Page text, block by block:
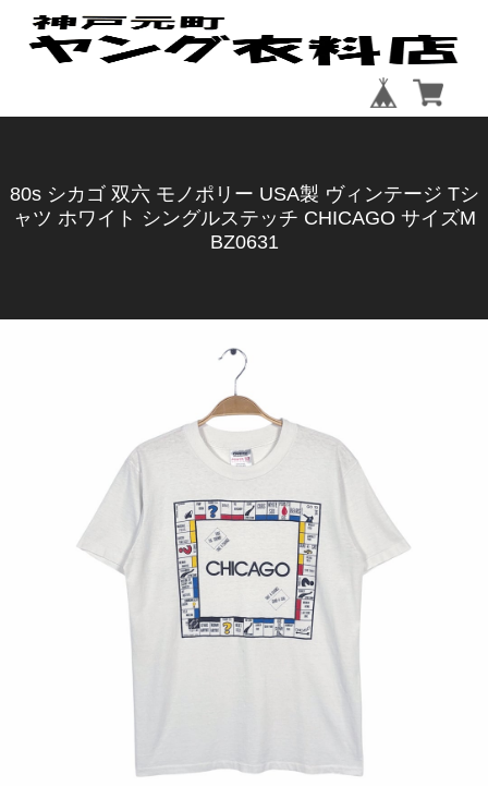
80s シカゴ 双六 モノポリー USA製 ヴィンテージ Tシ
ャツ ホワイト シングルステッチ CHICAGO サイズM
BZ0631